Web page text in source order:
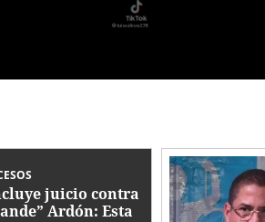
juicio contra
Ardón: Esta